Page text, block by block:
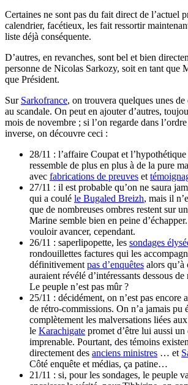
Certaines ne sont pas du fait direct de l’actuel
calendrier, facétieux, les fait ressortir
liste déjà conséquente.
D’autres, en revanches, sont bel et bien
personne de Nicolas Sarkozy, soit en tant que
que Président.
Sur Sarkofrance, on trouvera quelques unes
au scandale. On peut en ajouter d’autres,
mois de novembre ; si l’on regarde dans
inverse, on découvre ceci :
28/11 : l’affaire Coupat et
ressemble de plus en plus à de la pure
avec fabrications de preuves et
27/11 : il est probable qu’on ne saura
qui a coulé le Bugaled Breizh, mais il
que de nombreuses ombres restent sur
Marine semble bien en peine
vouloir avancer, cependant.
26/11 : saperlipopette, les sondages
rondouillettes factures qui les
définitivement pas d’enquêtes alors qu’à
auraient révélé d’intéressants dessous
Le peuple n’est pas mûr ?
25/11 : décidément, on n’est pas encore
de rétro-commissions. On n’a jamais pu
complètement les malversations liées
le Karachigate promet d’être lui aussi un
imprenable. Pourtant, des témoins
directement des anciens ministres … et
Côté enquête et médias, ça patine…
21/11 : si, pour les sondages, le peuple